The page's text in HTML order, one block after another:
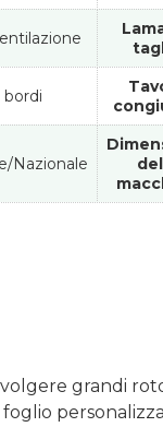
bordi
Nazionale
grandi